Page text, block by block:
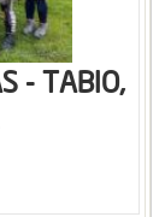
- TABIO,